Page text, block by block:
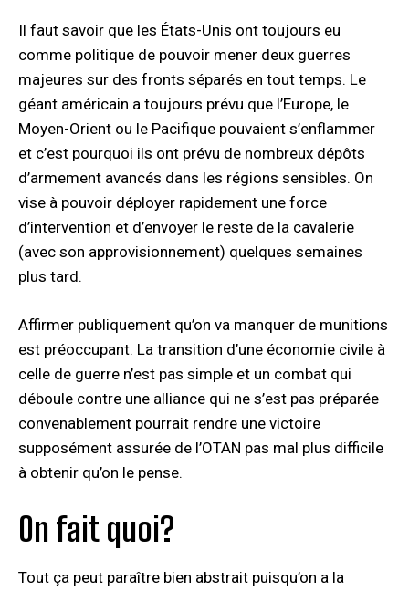
Il faut savoir que les États-Unis ont toujours eu
comme politique de pouvoir mener deux guerres
majeures sur des fronts séparés en tout temps. Le
géant américain a toujours prévu que l’Europe, le
Moyen-Orient ou le Pacifique pouvaient s’enflammer
et c’est pourquoi ils ont prévu de nombreux dépôts
d’armement avancés dans les régions sensibles. On
vise à pouvoir déployer rapidement une force
d’intervention et d’envoyer le reste de la cavalerie
(avec son approvisionnement) quelques semaines
plus tard.
Affirmer publiquement qu’on va manquer de munitions
est préoccupant. La transition d’une économie civile à
celle de guerre n’est pas simple et un combat qui
déboule contre une alliance qui ne s’est pas préparée
convenablement pourrait rendre une victoire
supposément assurée de l’OTAN pas mal plus difficile
à obtenir qu’on le pense.
On fait quoi?
Tout ça peut paraître bien abstrait puisqu’on a la